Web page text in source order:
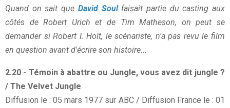
Quand on sait que David Soulfaisait partie du casting aux
côtés de Robert Urich et de Tim Matheson, on peut se
demander si Robert I. Holt, le scénariste, n'a pas revu le film
en question avant d'écrire son histoire...
2.20 - Témoin à abattre ou Jungle, vous avez dit jungle ?
/ The Velvet Jungle
Diffusion le : 05 mars 1977 sur ABC / Diffusion France le : 01